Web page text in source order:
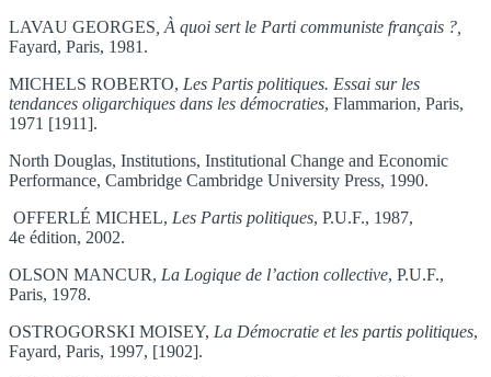
LAVAU GEORGES , À quoi sert le Parti communiste français ?,
Fayard, Paris, 1981.
MICHELS ROBERTO, Les Partis politiques. Essai sur les
tendances oligarchiques dans les démocraties, Flammarion, Paris,
1971 [1911].
North Douglas, Institutions, Institutional Change and Economic
Performance, Cambridge Cambridge University Press, 1990.
OFFERLÉ MICHEL, Les Partis politiques, P.U.F., 1987,
4e édition, 2002.
OLSON MANCUR, La Logique de l’action collective, P.U.F.,
Paris, 1978.
OSTROGORSKI MOISEY, La Démocratie et les partis politiques,
Fayard, Paris, 1997, [1902].